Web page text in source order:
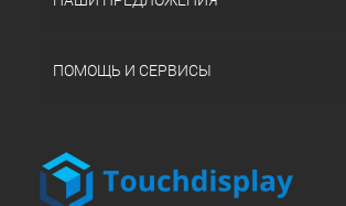
ПОМОЩЬ И СЕРВИСЫ